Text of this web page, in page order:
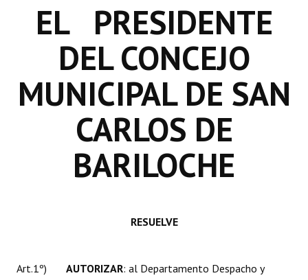
Antiguos Pobladores
Registros y Distinciones
Datos Históricos
Premio al Mérito - Registro
Audiencias Públicas - Registro
Mujeres que Dejaron Huellas - Registro
Banca del Vecino - Registro
EL PRESIDENTE
DEL CONCEJO
MUNICIPAL DE SAN
CARLOS DE
BARILOCHE
RESUELVE
Art.1º) AUTORIZAR: al Departamento Despacho y